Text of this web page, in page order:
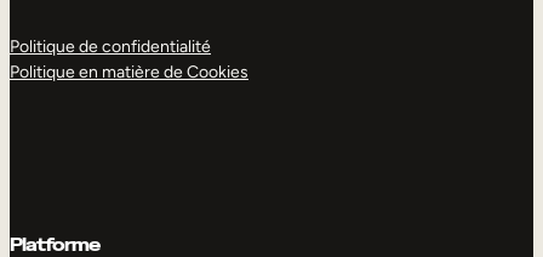
Politique de confidentialité
Politique en matière de Cookies
Platforme